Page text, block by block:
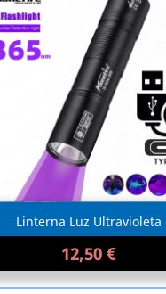
Linterna Luz Ultravioleta
12,50 €